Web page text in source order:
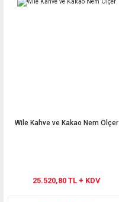
Wile Kahve ve Kakao Nem Ölçer
25.520,80 TL + KDV